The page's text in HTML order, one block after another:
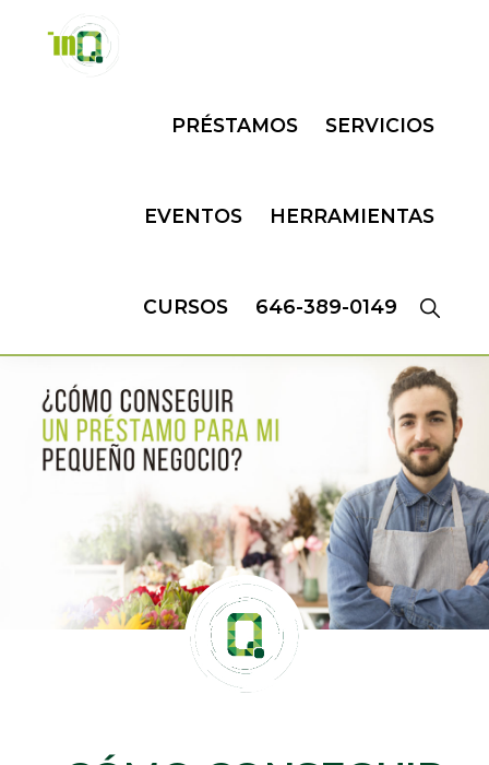
PRÉSTAMOS SERVICIOS
EVENTOS HERRAMIENTAS
CURSOS 646-389-0149